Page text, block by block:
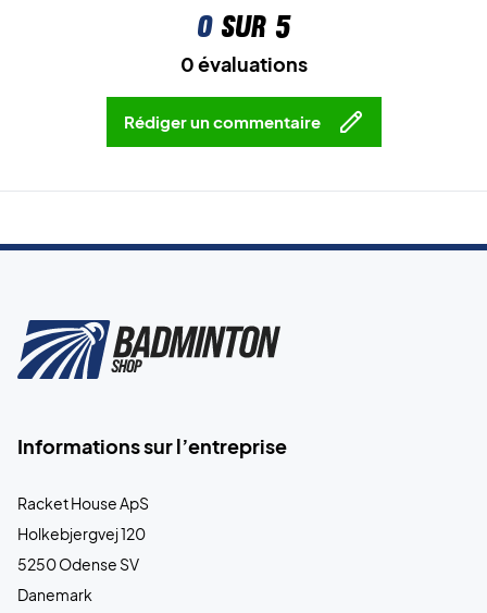
0sur 5
0 évaluations
Rédiger un commentaire
Informations sur l’entreprise
Racket House ApS
Holkebjergvej 120
5250 Odense SV
Danemark